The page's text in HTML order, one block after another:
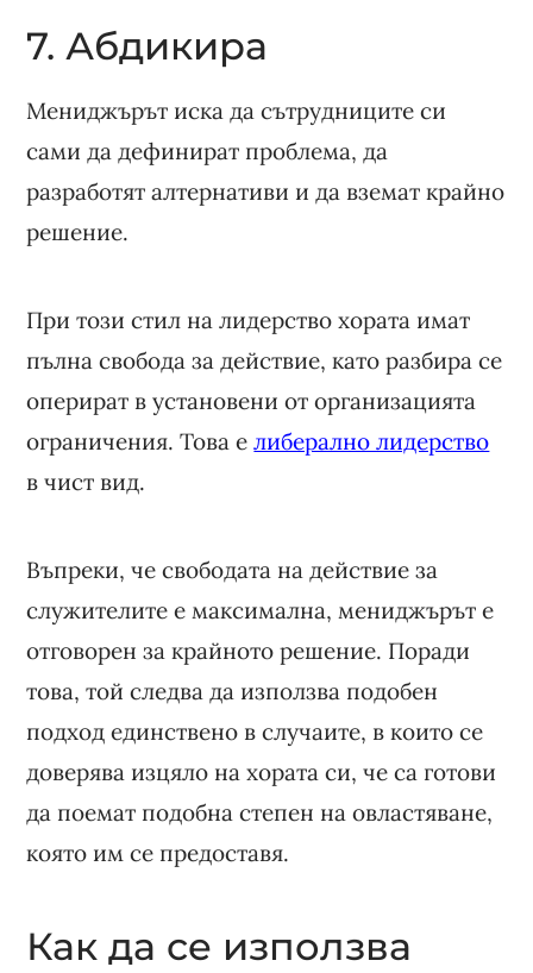
7. Абдикира
Мениджърът иска да сътрудниците си
сами да дефинират проблема, да
разработят алтернативи и да вземат крайно
решение.
При този стил на лидерство хората имат
пълна свобода за действие, като разбира се
оперират в установени от организацията
ограничения. Това елиберално лидерство
в чист вид.
Въпреки, че свободата на действие за
служителите е максимална, мениджърът е
отговорен за крайното решение. Поради
това, той следва да използва подобен
подход единствено в случаите, в които се
доверява изцяло на хората си, че са готови
да поемат подобна степен на овластяване,
която им се предоставя.
Как да се използва